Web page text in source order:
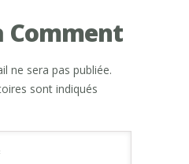
Comment
ne sera pas publiée.
sont indiqués